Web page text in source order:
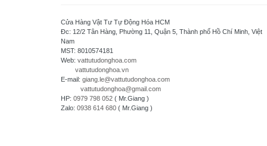
Idec Izumi Corp - Japan
IHI - JAPAN
IOR
ICHIDEN - JAPAN
IAI Corporation - Japan
Cửa Hàng Vật Tư Tự Động Hóa HCM
Đc: 12/2 Tân Hàng, Phường 11, Quận 5, Thành phố Hồ Chí Minh, Việt
Nam
MST: 8010574181
Web: vattutudonghoa.com
vattutudonghoa.vn
E-mail: giang.le@vattutudonghoa.com
vattutudonghoa@gmail.com
HP: 0979 798 052 ( Mr.Giang )
Zalo: 0938 614 680 ( Mr.Giang )